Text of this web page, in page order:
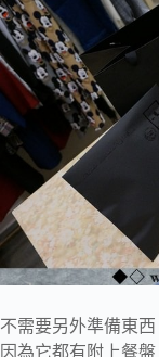
不需要另外準備東西
因為它都有附上餐